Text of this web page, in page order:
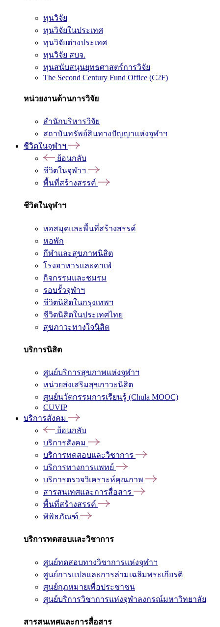
ทุนวิจัย
ทุนวิจัยในประเทศ
ทุนวิจัยต่างประเทศ
ทุนวิจัย สบจ.
ทุนสนับสนุนยุทธศาสตร์การวิจัย
The Second Century Fund Office (C2F)
หน่วยงานด้านการวิจัย
สำนักบริหารวิจัย
สถาบันทรัพย์สินทางปัญญาแห่งจุฬาฯ
ชีวิตในจุฬาฯ
ย้อนกลับ
ชีวิตในจุฬาฯ
พื้นที่สร้างสรรค์
ชีวิตในจุฬาฯ
หอสมุดและพื้นที่สร้างสรรค์
หอพัก
กีฬาและสุขภาพนิสิต
โรงอาหารและคาเฟ่
กิจกรรมและชมรม
รอบรั้วจุฬาฯ
ชีวิตนิสิตในกรุงเทพฯ
ชีวิตนิสิตในประเทศไทย
สุขภาวะทางใจนิสิต
บริการนิสิต
ศูนย์บริการสุขภาพแห่งจุฬาฯ
หน่วยส่งเสริมสุขภาวะนิสิต
ศูนย์นวัตกรรมการเรียนรู้ (Chula MOOC)
CUVIP
บริการสังคม
ย้อนกลับ
บริการสังคม
บริการทดสอบและวิชาการ
บริการทางการแพทย์
บริการตรวจวิเคราะห์คุณภาพ
สารสนเทศและการสื่อสาร
พื้นที่สร้างสรรค์
พิพิธภัณฑ์
บริการทดสอบและวิชาการ
ศูนย์ทดสอบทางวิชาการแห่งจุฬาฯ
ศูนย์การแปลและการล่ามเฉลิมพระเกียรติ
ศูนย์กฎหมายเพื่อประชาชน
ศูนย์บริการวิชาการแห่งจุฬาลงกรณ์มหาวิทยาลัย
สารสนเทศและการสื่อสาร